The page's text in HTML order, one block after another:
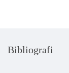
Bibliografi